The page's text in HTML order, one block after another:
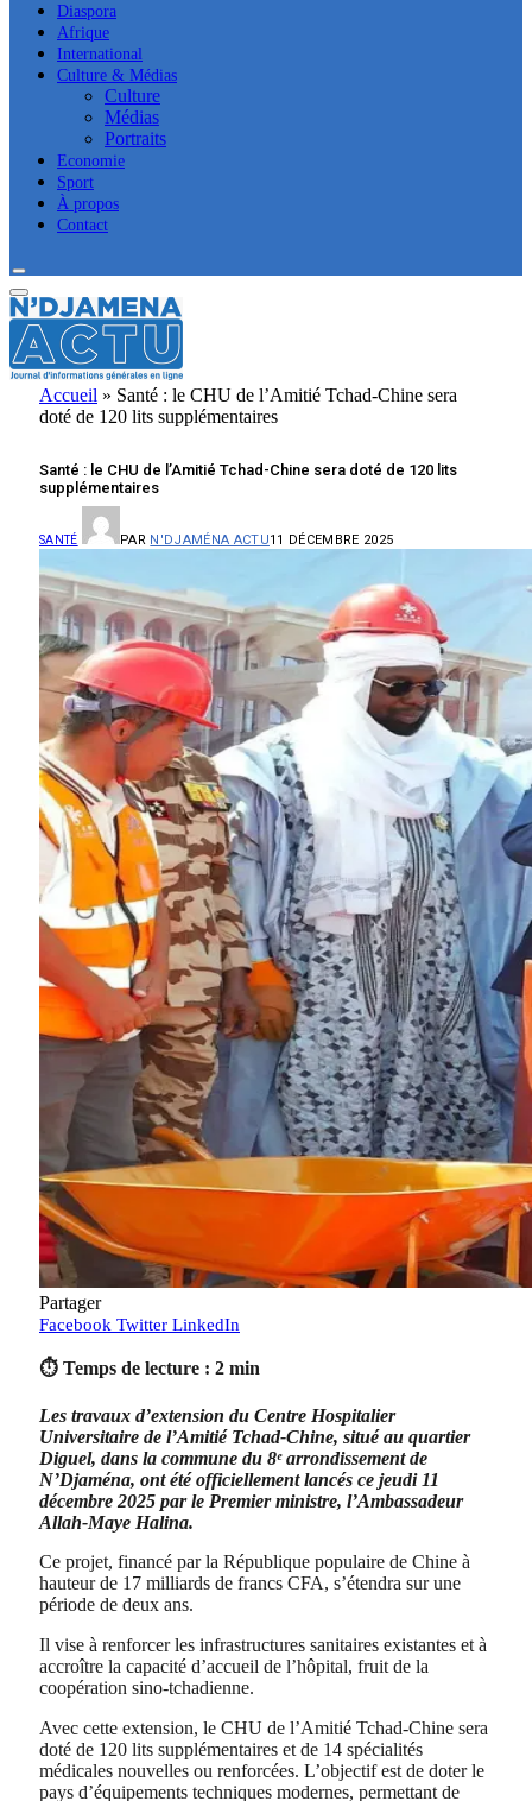
Diaspora
Afrique
International
Culture & Médias
Culture
Médias
Portraits
Economie
Sport
À propos
Contact
Accueil » Santé : le CHU de l’Amitié Tchad-Chine sera
doté de 120 lits supplémentaires
Santé : le CHU de l’Amitié Tchad-Chine sera doté de 120 lits
supplémentaires
SANTÉ PAR N'DJAMÉNA ACTU11 DÉCEMBRE 2025
Partager
Facebook Twitter LinkedIn
⏱ Temps de lecture : 2 min
Les travaux d’extension du Centre Hospitalier
Universitaire de l’Amitié Tchad-Chine, situé au quartier
Diguel, dans la commune du 8ᵉ arrondissement de
N’Djaména, ont été officiellement lancés ce jeudi 11
décembre 2025 par le Premier ministre, l’Ambassadeur
Allah-Maye Halina.
Ce projet, financé par la République populaire de Chine à
hauteur de 17 milliards de francs CFA, s’étendra sur une
période de deux ans.
Il vise à renforcer les infrastructures sanitaires existantes et à
accroître la capacité d’accueil de l’hôpital, fruit de la
coopération sino-tchadienne.
Avec cette extension, le CHU de l’Amitié Tchad-Chine sera
doté de 120 lits supplémentaires et de 14 spécialités
médicales nouvelles ou renforcées. L’objectif est de doter le
pays d’équipements techniques modernes, permettant de